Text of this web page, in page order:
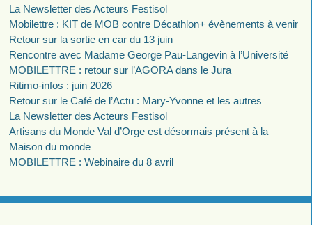
La Newsletter des Acteurs Festisol
Mobilettre : KIT de MOB contre Décathlon+ évènements à venir
Retour sur la sortie en car du 13 juin
Rencontre avec Madame George Pau-Langevin à l’Université
MOBILETTRE : retour sur l’AGORA dans le Jura
Ritimo-infos : juin 2026
Retour sur le Café de l’Actu : Mary-Yvonne et les autres
La Newsletter des Acteurs Festisol
Artisans du Monde Val d’Orge est désormais présent à la
Maison du monde
MOBILETTRE : Webinaire du 8 avril